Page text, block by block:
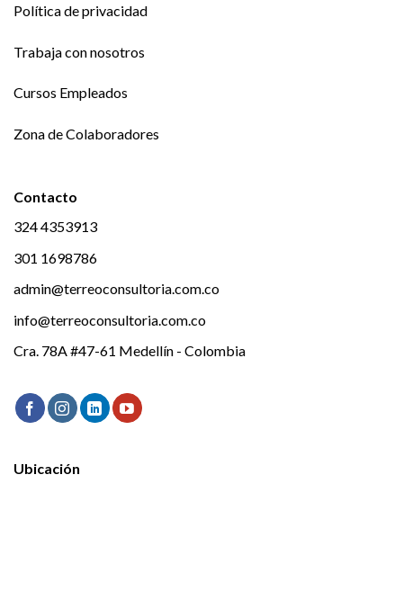
Política de privacidad
Trabaja con nosotros
Cursos Empleados
Zona de Colaboradores
Contacto
324 4353913
301 1698786
admin@terreoconsultoria.com.co
info@terreoconsultoria.com.co
Cra. 78A #47-61 Medellín - Colombia
Ubicación